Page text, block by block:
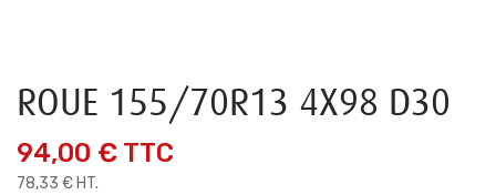
ROUE 155/70R13 4X98 D30
94,00 € TTC
78,33 € HT.